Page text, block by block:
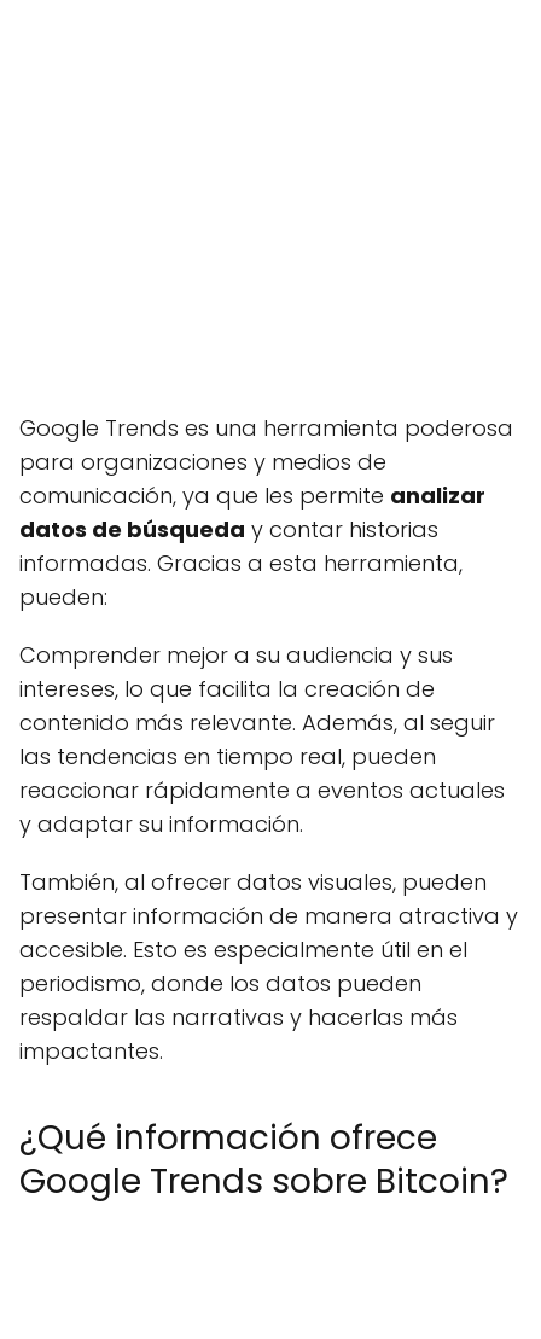
Google Trends es una herramienta poderosa
para organizaciones y medios de
comunicación, ya que les permite analizar
datos de búsqueda y contar historias
informadas. Gracias a esta herramienta,
pueden:
Comprender mejor a su audiencia y sus
intereses, lo que facilita la creación de
contenido más relevante. Además, al seguir
las tendencias en tiempo real, pueden
reaccionar rápidamente a eventos actuales
y adaptar su información.
También, al ofrecer datos visuales, pueden
presentar información de manera atractiva y
accesible. Esto es especialmente útil en el
periodismo, donde los datos pueden
respaldar las narrativas y hacerlas más
impactantes.
¿Qué información ofrece
Google Trends sobre Bitcoin?